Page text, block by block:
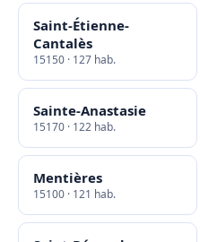
Saint-Étienne-
Cantalès
15150 · 127 hab.
Sainte-Anastasie
15170 · 122 hab.
Mentières
15100 · 121 hab.